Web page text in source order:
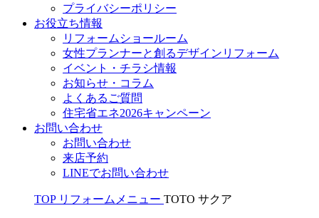
プライバシーポリシー
お役立ち情報
リフォームショールーム
女性プランナーと創るデザインリフォーム
イベント・チラシ情報
お知らせ・コラム
よくあるご質問
住宅省エネ2026キャンペーン
お問い合わせ
お問い合わせ
来店予約
LINEでお問い合わせ
TOP リフォームメニュー TOTO サクア